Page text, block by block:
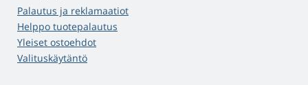
Palautus ja reklamaatiot
Helppo tuotepalautus
Yleiset ostoehdot
Valituskäytäntö